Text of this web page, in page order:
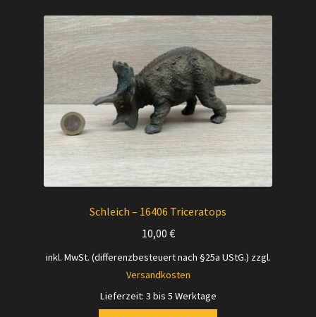
Schleich – 16406 Triceratops
10,00 €
inkl. MwSt. (differenzbesteuert nach §25a UStG.) zzgl.
Versandkosten
Lieferzeit: 3 bis 5 Werktage